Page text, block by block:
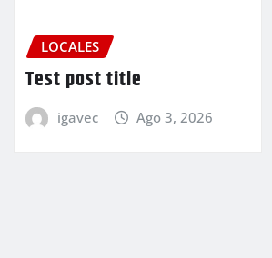
LOCALES
Test post title
igavec Ago 3, 2026